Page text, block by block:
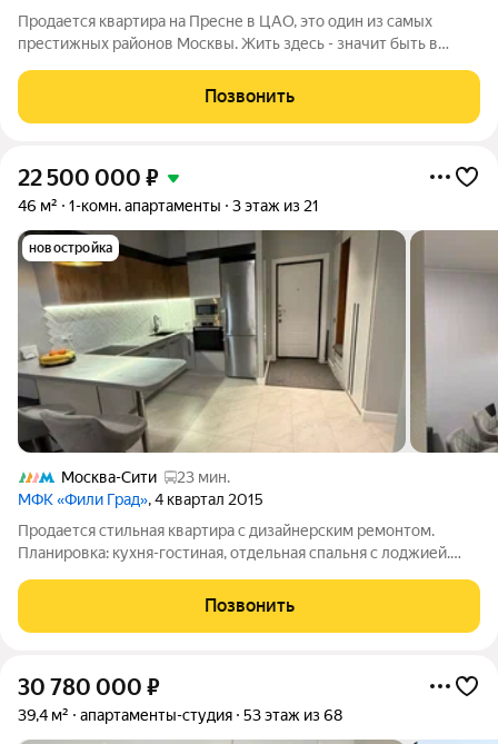
Продается квартира на Пресне в ЦАО, это один из самых
престижных районов Москвы. Жить здесь - значит быть в
истории и современного развития. 0 минут до парка - прямой
выход из дома в единое
Позвонить
22 500 000 ₽
46 м² 1-комн. апартаменты 3 этаж из 21
новостройка
Москва-Сити
23 мин.
МФК «Фили Град», 4 квартал 2015
Продается стильная квартира с дизайнерским ремонтом.
Планировка: кухня-гостиная, отдельная спальня с лоджией.
вентиляция, на полу качественная инженерная доска,
использованы все экологичные
Позвонить
30 780 000 ₽
39,4 м² апартаменты-студия 53 этаж из 68